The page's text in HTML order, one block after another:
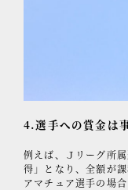
4.選手への賞金は
例えば、Ｊリーグ所
得」となり、全額が課
アマチュア選手の場